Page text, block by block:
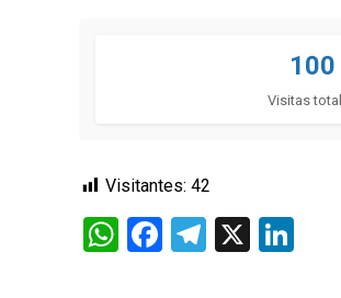
100
Visitas
Visitantes: 42
WhatsApp
Facebook
Telegram
X